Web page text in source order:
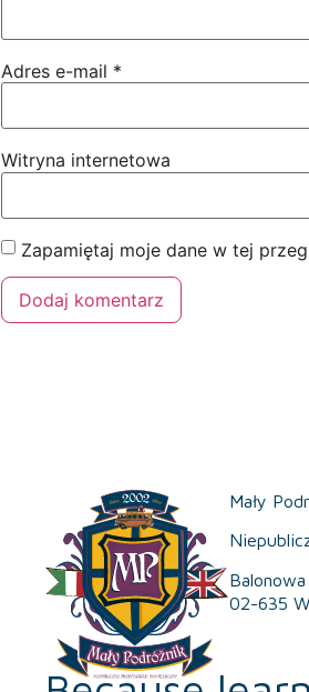
Adres e-mail *
Witryna internetowa
Zapamiętaj moje dane w tej
Mały
Balonowa
02-635